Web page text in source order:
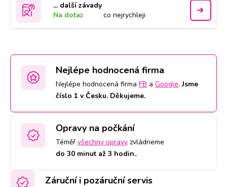
... další závady
Na dotaz
co nejrychleji
Nejlépe hodnocená firma
Nejlépe hodnocená firma FB a Google.Jsme
číslo 1 v Česku. Děkujeme.
Opravy na počkání
Téměř všechny opravy zvládneme
do 30 minut až 3 hodin..
Záruční i pozáruční servis